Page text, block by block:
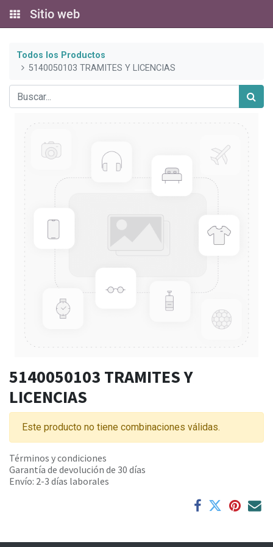
Sitio web
Todos los Productos
5140050103 TRAMITES Y LICENCIAS
5140050103 TRAMITES Y
LICENCIAS
Este producto no tiene combinaciones válidas.
Términos y condiciones
Garantía de devolución de 30 días
Envío: 2-3 días laborales